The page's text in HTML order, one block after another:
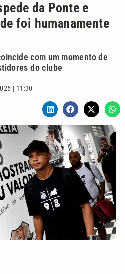
da Ponte e
foi humanamente
com um momento de
do clube
| 11:30